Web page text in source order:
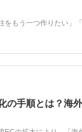
をもう一つ作りたい」
の手順とは？海